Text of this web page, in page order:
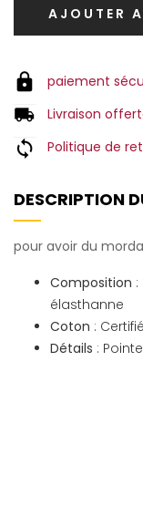
AJOUTER
paiement
Livraison
Politique de
DESCRIPTION
pour avoir du
Composition
élasthanne
Coton :
Détails :